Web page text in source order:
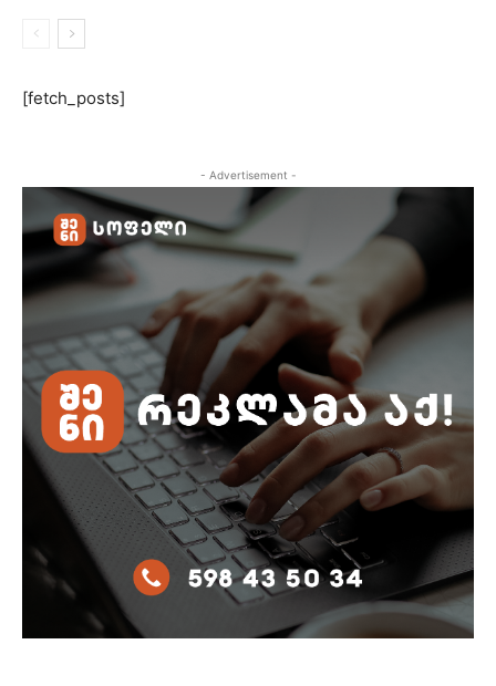
[fetch_posts]
- Advertisement -